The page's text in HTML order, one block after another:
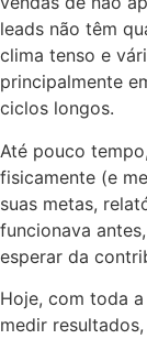
leads não têm
clima tenso e
principalmente
ciclos longos.
Até pouco
fisicamente (e
suas metas,
funcionava
esperar da
Hoje, com toda
medir